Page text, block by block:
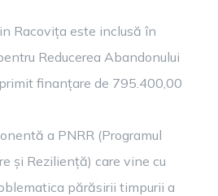
Racovița este inclusă în
Reducerea Abandonului
finanțare de 795.400,00
a PNRR (Programul
și Reziliență) care vine cu
părăsirii timpurii a